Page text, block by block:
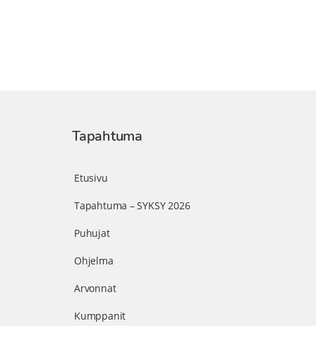
Tapahtuma
Etusivu
Tapahtuma – SYKSY 2026
Puhujat
Ohjelma
Arvonnat
Kumppanit